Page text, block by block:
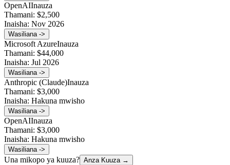
OpenAIInauza
Thamani: $2,500
Inaisha: Nov 2026
Wasiliana ->
Microsoft AzureInauza
Thamani: $44,000
Inaisha: Jul 2026
Wasiliana ->
Anthropic (Claude)Inauza
Thamani: $3,000
Inaisha: Hakuna mwisho
Wasiliana ->
OpenAIInauza
Thamani: $3,000
Inaisha: Hakuna mwisho
Wasiliana ->
Una mikopo ya kuuza? Anza Kuuza →